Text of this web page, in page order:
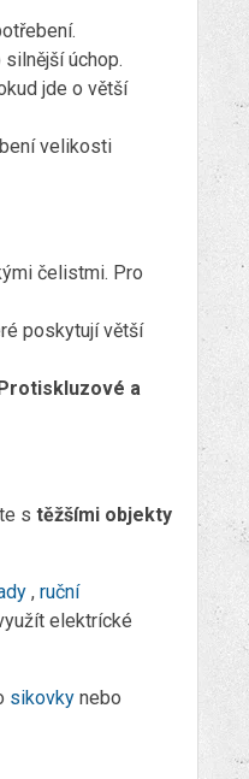
úchop.
jde o větší
velikosti
čelistmi. Pro
poskytují větší
a
s těžšími objekty
, ruční
elektrícké
sikovky nebo